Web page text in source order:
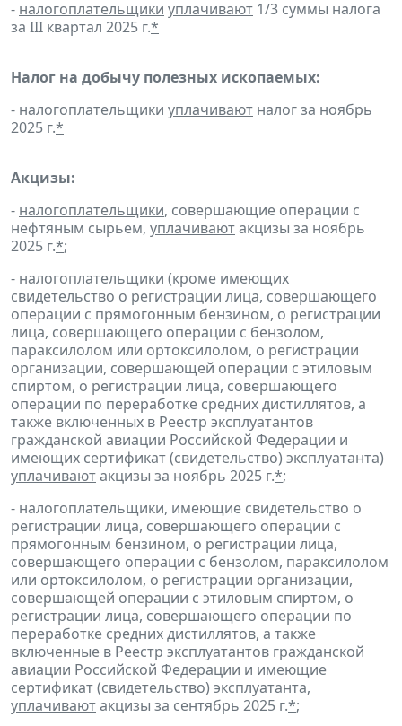
- налогоплательщики уплачивают 1/3 суммы налога
за III квартал 2025 г.*
Налог на добычу полезных ископаемых:
- налогоплательщики уплачивают налог за ноябрь
2025 г.*
Акцизы:
- налогоплательщики, совершающие операции с
нефтяным сырьем, уплачиваютакцизы за ноябрь
2025 г.*;
- налогоплательщики (кроме имеющих
свидетельство о регистрации лица, совершающего
операции с прямогонным бензином, о регистрации
лица, совершающего операции с бензолом,
параксилолом или ортоксилолом, о регистрации
организации, совершающей операции с этиловым
спиртом, о регистрации лица, совершающего
операции по переработке средних дистиллятов, а
также включенных в Реестр эксплуатантов
гражданской авиации Российской Федерации и
имеющих сертификат (свидетельство) эксплуатанта)
уплачиваютакцизы за ноябрь 2025 г.*;
- налогоплательщики, имеющие свидетельство о
регистрации лица, совершающего операции с
прямогонным бензином, о регистрации лица,
совершающего операции с бензолом, параксилолом
или ортоксилолом, о регистрации организации,
совершающей операции с этиловым спиртом, о
регистрации лица, совершающего операции по
переработке средних дистиллятов, а также
включенные в Реестр эксплуатантов гражданской
авиации Российской Федерации и имеющие
сертификат (свидетельство) эксплуатанта,
уплачиваютакцизы за сентябрь 2025 г.*;